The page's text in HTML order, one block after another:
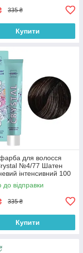
335 ₴
Купити
для волосся
№4/77 Шатен
інтенсивний 100
до відправки
335 ₴
Купити